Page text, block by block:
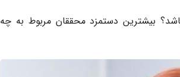
بیشترین دستمزد محققان مربوط به چه